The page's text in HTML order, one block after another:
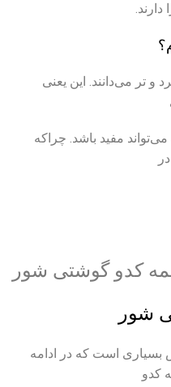
تر می‌دانند. این یعنی
مفید باشد. چراکه
شور
است که در ادامه
کدو